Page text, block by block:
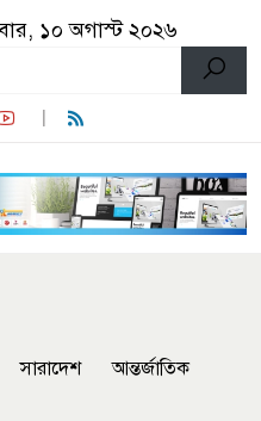
১০ অগাস্ট ২০২৬
সারাদেশ আন্তর্জাতিক